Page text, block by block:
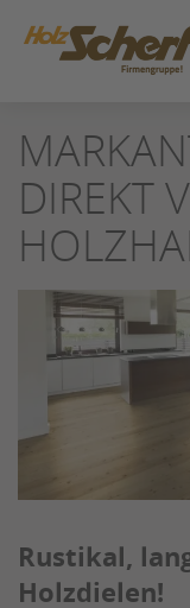
SEITENINHALT
SPRINGEN
DIREKT
Rustikal,
Holzdielen!